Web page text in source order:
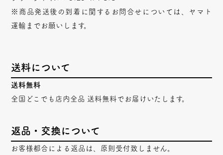
※商品発送後の到着に関するお問合せについては、ヤマト
運輸までお願いします。
送料について
送料無料
全国どこでも店内全品 送料無料でお届けいたします。
返品・交換について
お客様都合による返品は、原則受付致しません。